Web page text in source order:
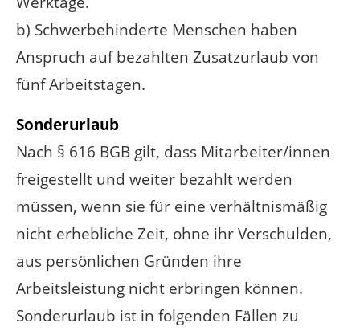
b) Schwerbehinderte Menschen haben
Anspruch auf bezahlten Zusatzurlaub von
fünf Arbeitstagen.
Sonderurlaub
Nach § 616 BGB gilt, dass Mitarbeiter/innen
freigestellt und weiter bezahlt werden
müssen, wenn sie für eine verhältnismäßig
nicht erhebliche Zeit, ohne ihr Verschulden,
aus persönlichen Gründen ihre
Arbeitsleistung nicht erbringen können.
Sonderurlaub ist in folgenden Fällen zu